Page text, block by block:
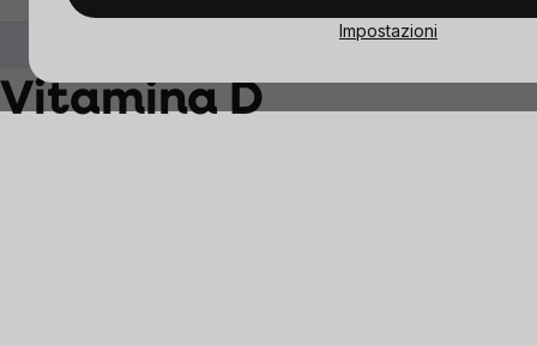
Impostazioni
Vitamine, antiossidanti
Vitamina D